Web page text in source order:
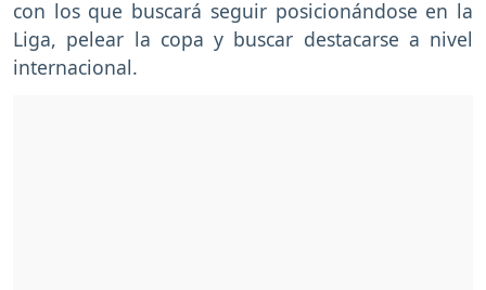
con los que buscará seguir posicionándose en la
Liga, pelear la copa y buscar destacarse a nivel
internacional.